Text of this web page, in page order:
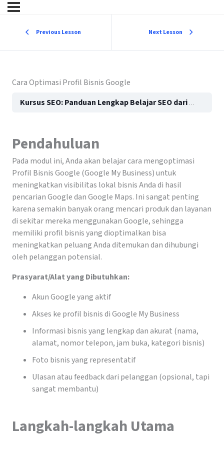
Previous Lesson Next Lesson
Cara Optimasi Profil Bisnis Google
Kursus SEO: Panduan Lengkap Belajar SEO dari Dasar hingga Mahir (Ultimate Guide 2026)
Pendahuluan
Pada modul ini, Anda akan belajar cara mengoptimasi
Profil Bisnis Google (Google My Business) untuk
meningkatkan visibilitas lokal bisnis Anda di hasil
pencarian Google dan Google Maps. Ini sangat penting
karena semakin banyak orang mencari produk dan layanan
di sekitar mereka menggunakan Google, sehingga
memiliki profil bisnis yang dioptimalkan bisa
meningkatkan peluang Anda ditemukan dan dihubungi
oleh pelanggan potensial.
Prasyarat/Alat yang Dibutuhkan:
Akun Google yang aktif
Akses ke profil bisnis di Google My Business
Informasi bisnis yang lengkap dan akurat (nama,
alamat, nomor telepon, jam buka, kategori bisnis)
Foto bisnis yang representatif
Ulasan atau feedback dari pelanggan (opsional, tapi
sangat membantu)
Langkah-langkah Utama